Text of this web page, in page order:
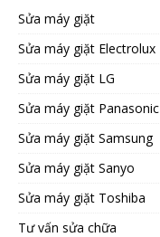
Sửa máy giặt
Sửa máy giặt Electrolux
Sửa máy giặt LG
Sửa máy giặt Panasonic
Sửa máy giặt Samsung
Sửa máy giặt Sanyo
Sửa máy giặt Toshiba
Tư vấn sửa chữa